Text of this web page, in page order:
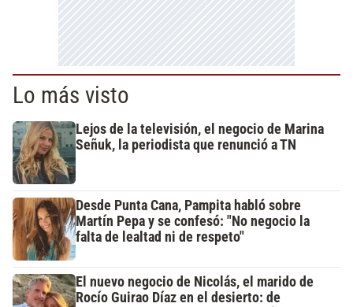
Lo más visto
Lejos de la televisión, el negocio de Marina
Señuk, la periodista que renunció a TN
Desde Punta Cana, Pampita habló sobre
Martín Pepa y se confesó: "No negocio la
falta de lealtad ni de respeto"
El nuevo negocio de Nicolás, el marido de
Rocío Guirao Díaz en el desierto: de